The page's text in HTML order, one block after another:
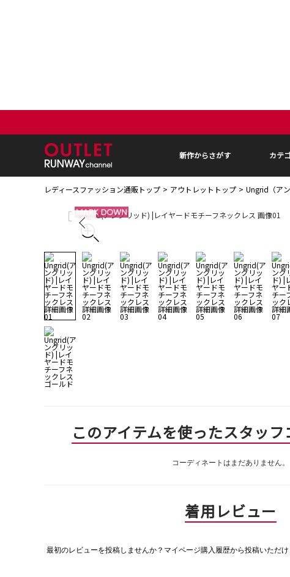
新作からさがす カテ
レディースファッション通販トップ アウトレットトップ Ungrid（アン
このアイテムを使ったスタッフ
コーディネートはまだありません。
着用レビュー
最初のレビューを投稿しませんか？マイページ購入履歴から投稿いただけ